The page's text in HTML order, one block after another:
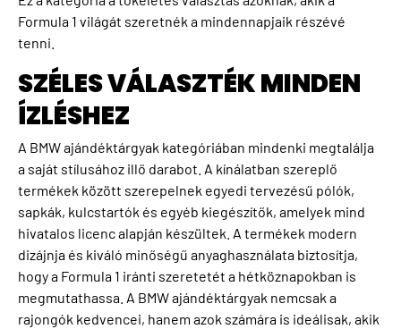
Formula 1 világát szeretnék a mindennapjaik részévé
tenni.
SZÉLES VÁLASZTÉK MINDEN
ÍZLÉSHEZ
A BMW ajándéktárgyak kategóriában mindenki megtalálja
a saját stílusához illő darabot. A kínálatban szereplő
termékek között szerepelnek egyedi tervezésű pólók,
sapkák, kulcstartók és egyéb kiegészítők, amelyek mind
hivatalos licenc alapján készültek. A termékek modern
dizájnja és kiváló minőségű anyaghasználata biztosítja,
hogy a Formula 1 iránti szeretetét a hétköznapokban is
megmutathassa. A BMW ajándéktárgyak nemcsak a
rajongók kedvencei, hanem azok számára is ideálisak, akik